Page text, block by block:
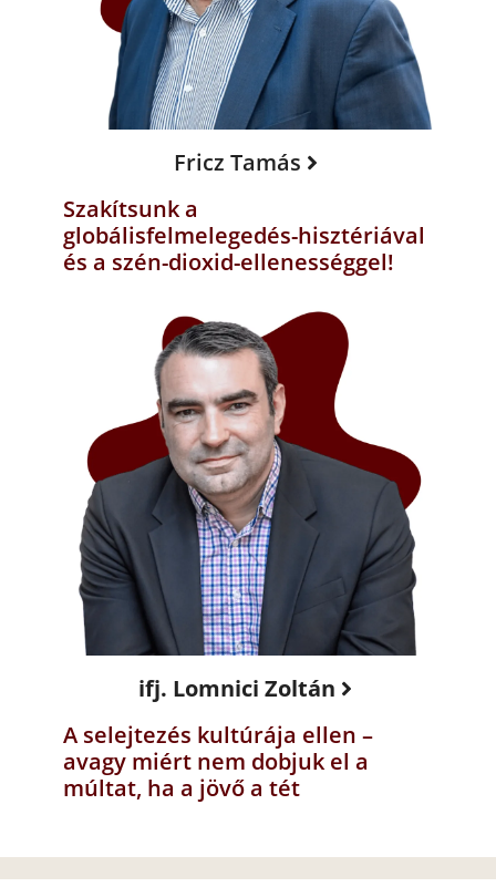
Fricz Tamás
Szakítsunk a
globálisfelmelegedés-hisztériával
és a szén-dioxid-ellenességgel!
ifj. Lomnici Zoltán
A selejtezés kultúrája ellen –
avagy miért nem dobjuk el a
múltat, ha a jövő a tét